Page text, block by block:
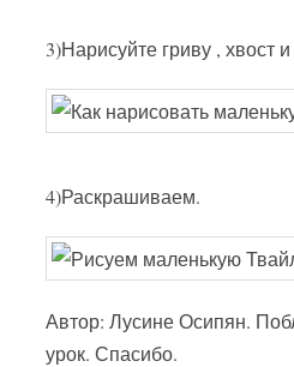
3)Нарисуйте гриву , хвост
4)Раскрашиваем.
Автор: Лусине Осипян.
урок. Спасибо.